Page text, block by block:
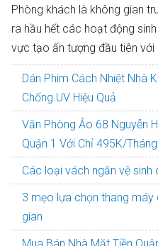
Phòng khách là không gian
ra hầu hết các hoạt động
vực tạo ấn tượng đầu tiên với
Dán Phim Cách Nhiệt Nhà
Chống UV Hiệu Quả
Văn Phòng Ảo 68 Nguyễn
Quận 1 Với Chỉ 495K/Tháng
Các loại vách ngăn vệ sinh
3 mẹo lựa chọn thang máy
gian